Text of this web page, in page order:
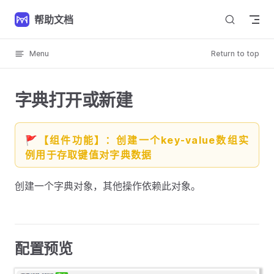
Skip to content
帮助文档
Menu Return to top
字典打开或新建
🚩【组件功能】：创建一个key-value数组实
例用于存取键值对字典数据
创建一个字典对象，其他操作依赖此对象。
配置预览